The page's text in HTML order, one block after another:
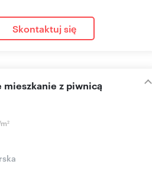
Skontaktuj się
2